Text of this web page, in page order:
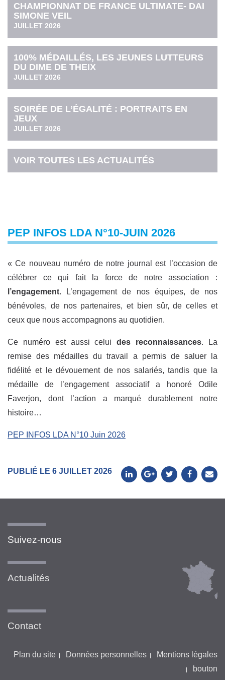
CHAMPIONNAT DE FRANCE ULTIMATE- DAI
SIMONE VEIL
JUILLET 2026
100% MÉDAILLÉS, LES JEUNES LUTTEURS
DU DIME DE THEIX
JUILLET 2026
SOIRÉE DE L’ÉGALITÉ : PORTRAITS EN
JEUX
JUILLET 2026
VOIR TOUTES LES ACTUALITÉS
PEP INFOS LDA N°10-JUIN 2026
« Ce nouveau numéro de notre journal est l’occasion de
célébrer ce qui fait la force de notre association :
l’engagement. L’engagement de nos équipes, de nos
bénévoles, de nos partenaires, et bien sûr, de celles et
ceux que nous accompagnons au quotidien.
Ce numéro est aussi celuides reconnaissances. La
remise des médailles du travail a permis de saluer la
fidélité et le dévouement de nos salariés, tandis que la
médaille de l’engagement associatif a honoré Odile
Faverjon, dont l’action a marqué durablement notre
histoire…
PEP INFOS LDA N°10 Juin 2026
PUBLIÉ LE 6 JUILLET 2026
Suivez-nous
Actualités
Contact
Plan du site Données personnelles
Mentions légales
bouton